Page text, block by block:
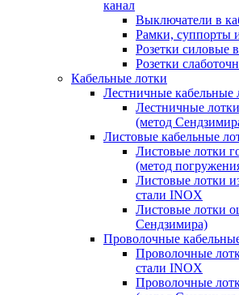
канал
Выключатели в
Рамки, суппорты
Розетки силовые
Розетки
Кабельные лотки
Лестничные кабельные
Лестничные
(метод
Листовые кабельные
Листовые лотки
(метод
Листовые лотки
стали INOX
Листовые лотки
Сендзимира)
Проволочные
Проволочные
стали INOX
Проволочные